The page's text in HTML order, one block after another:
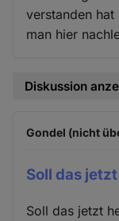
verstanden
man hier
Diskussion
Gondel (nicht
Soll das
Soll das jetzt